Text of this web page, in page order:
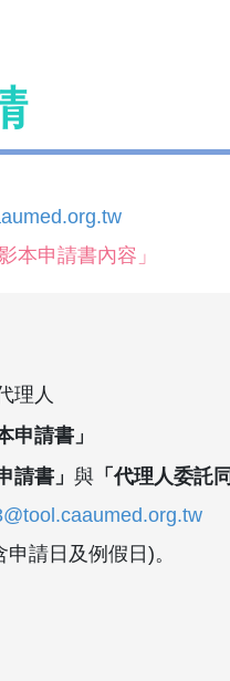
本申請書內容」
理人
申請書」
請書」 與「代理人委託
請日及例假日)。